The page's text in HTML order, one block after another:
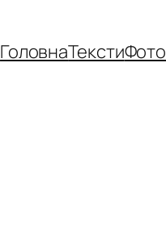
ГоловнаТекстиФото